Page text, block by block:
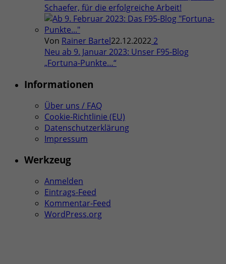
Schaefer, für die erfolgreiche Arbeit!
Von Rainer Bartel22.12.2022 2
Neu ab 9. Januar 2023: Unser F95-Blog
„Fortuna-Punkte…“
Informationen
Über uns / FAQ
Cookie-Richtlinie (EU)
Datenschutzerklärung
Impressum
Werkzeug
Anmelden
Eintrags-Feed
Kommentar-Feed
WordPress.org